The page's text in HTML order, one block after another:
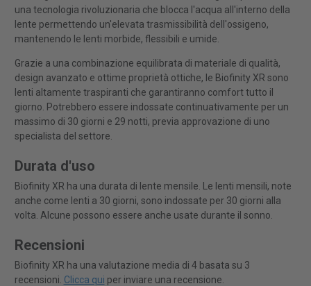
una tecnologia rivoluzionaria che blocca l'acqua all'interno della
lente permettendo un'elevata trasmissibilità dell'ossigeno,
mantenendo le lenti morbide, flessibili e umide.
Grazie a una combinazione equilibrata di materiale di qualità,
design avanzato e ottime proprietà ottiche, le Biofinity XR sono
lenti altamente traspiranti che garantiranno comfort tutto il
giorno. Potrebbero essere indossate continuativamente per un
massimo di 30 giorni e 29 notti, previa approvazione di uno
specialista del settore.
Durata d'uso
Biofinity XR ha una durata di lente mensile. Le lenti mensili, note
anche come lenti a 30 giorni, sono indossate per 30 giorni alla
volta. Alcune possono essere anche usate durante il sonno.
Recensioni
Biofinity XR ha una valutazione media di 4 basata su 3
recensioni. Clicca qui per inviare una recensione.